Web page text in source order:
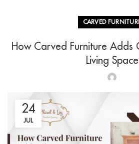
CARVED
How Carved Furniture Adds
Living Space
24
JUL